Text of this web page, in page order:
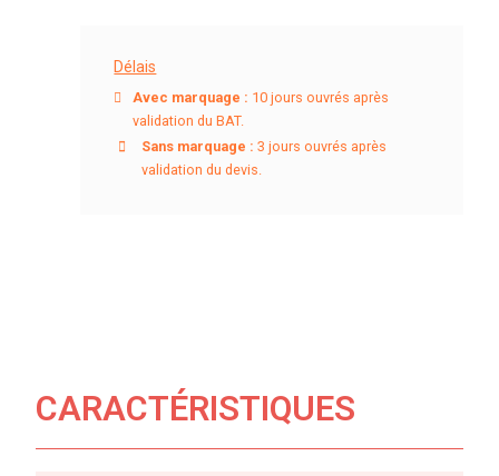
Délais
Avec marquage : 10 jours ouvrés après
validation du BAT.
Sans marquage : 3 jours ouvrés après
validation du devis.
CARACTÉRISTIQUES